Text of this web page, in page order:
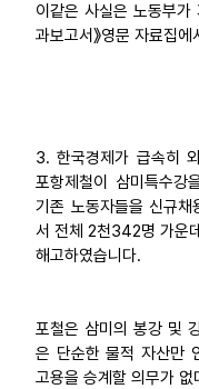
이같은 사실은 노동부
과보고서》영문 자료집
3. 한국경제가 급속히
포항제철이 삼미특수강
기존 노동자들을 신규
서 전체 2천342명 가운
해고하였습니다.
포철은 삼미의 봉강 및
은 단순한 물적 자산만
고용을 승계할 의무가 없